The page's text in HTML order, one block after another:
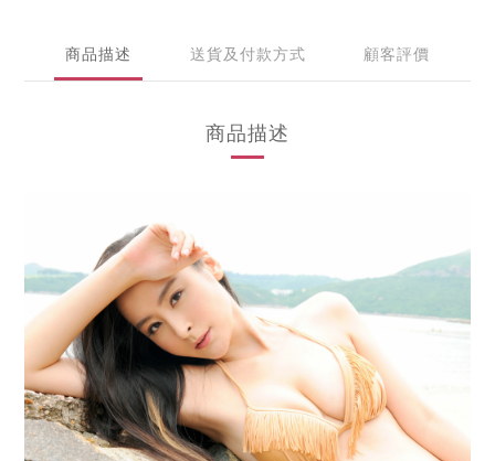
商品描述 送貨及付款方式 顧客評價
商品描述